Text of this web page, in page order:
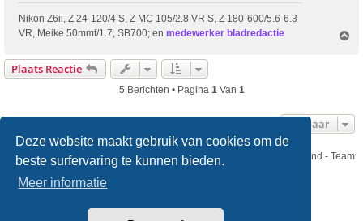
Deze website maakt gebruik van cookies om de
beste surfervaring te kunnen bieden.
Meer informatie
Nikon Z6ii, Z 24-120/4 S, Z MC 105/2.8 VR S, Z 180-600/5.6-6.3
VR, Meike 50mmf/1.7, SB700; en medewerker bladredactie
Plaats Reactie
5 Berichten • Pagina 1Van 1
Ga Naar
Nikon Club Nederland - Team
Forum Contact
Copyright © Nikon Club Nederland 2023